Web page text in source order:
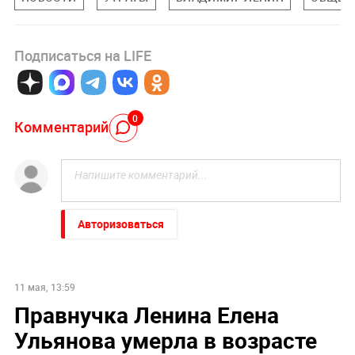
Подписаться на LIFE
Комментарий 0
Авторизоваться
11 мая, 13:59
Правнучка Ленина Елена
Ульянова умерла в возрасте